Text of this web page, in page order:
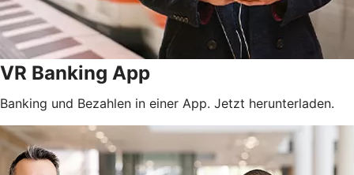
VR Banking App
Banking und Bezahlen in einer App. Jetzt herunterladen.